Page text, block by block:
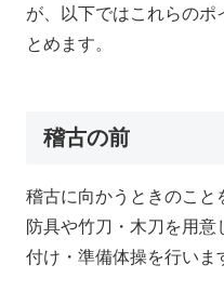
が、以下ではこれらのポ
とめます。
稽古の前
稽古に向かうときのこと
防具や竹刀・木刀を用
付け・準備体操を行いま